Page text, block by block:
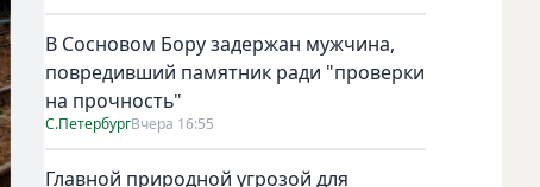
В Сосновом Бору задержан мужчина,
повредивший памятник ради "проверки
на прочность"
С.ПетербургВчера 16:55
Главной природной угрозой для